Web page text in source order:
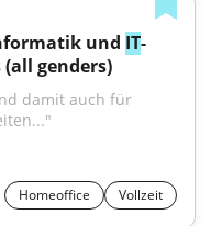
und IT-
genders)
damit auch für
Homeoffice Vollzeit